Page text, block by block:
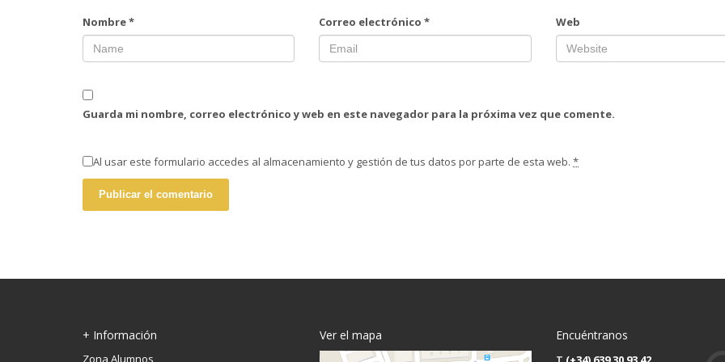
Nombre* Correo electrónico* Web
Guarda mi nombre, correo electrónico y web en este navegador para la próxima vez que comente.
Al usar este formulario accedes al almacenamiento y gestión de tus datos por parte de esta web. *
+ Información
Zona Alumnos
Ver el mapa Encuéntranos